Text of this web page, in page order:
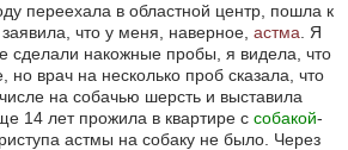
переехала в областной центр, пошла к
что у меня, наверное, астма . Я
сделали накожные пробы, я видела, что
но врач на несколько проб сказала, что
на собачью шерсть и выставила
14 лет прожила в квартире с собакой-
астмы на собаку не было. Через